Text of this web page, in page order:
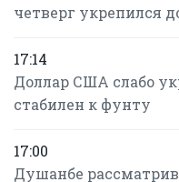
четверг укрепился
17:14
Доллар США слабо
стабилен к фунту
17:00
Душанбе